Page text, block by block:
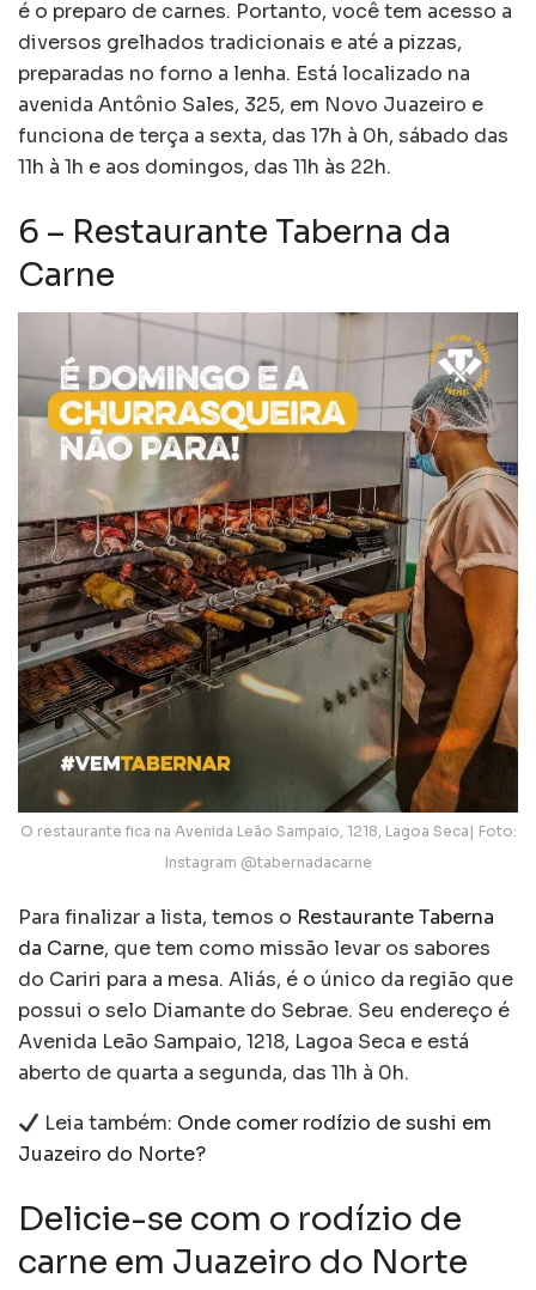
é o preparo de carnes. Portanto, você tem acesso a
diversos grelhados tradicionais e até a pizzas,
preparadas no forno a lenha. Está localizado na
avenida Antônio Sales, 325, em Novo Juazeiro e
funciona de terça a sexta, das 17h à 0h, sábado das
11h à 1h e aos domingos, das 11h às 22h.
6 – Restaurante Taberna da
Carne
O restaurante fica na Avenida Leão Sampaio, 1218, Lagoa Seca| Foto:
Instagram @tabernadacarne
Para finalizar a lista, temos o Restaurante Taberna
da Carne, que tem como missão levar os sabores
do Cariri para a mesa. Aliás, é o único da região que
possui o selo Diamante do Sebrae. Seu endereço é
Avenida Leão Sampaio, 1218, Lagoa Seca e está
aberto de quarta a segunda, das 11h à 0h.
Leia também: Onde comer rodízio de sushi em
Juazeiro do Norte?
Delicie-se com o rodízio de
carne em Juazeiro do Norte